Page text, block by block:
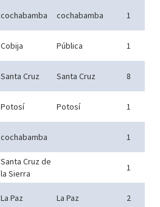
cochabamba cochabamba
1
Cobija Pública
1
Santa Cruz Santa Cruz
8
Potosí Potosí
1
cochabamba
1
Santa Cruz de
la Sierra
1
La Paz La Paz
2